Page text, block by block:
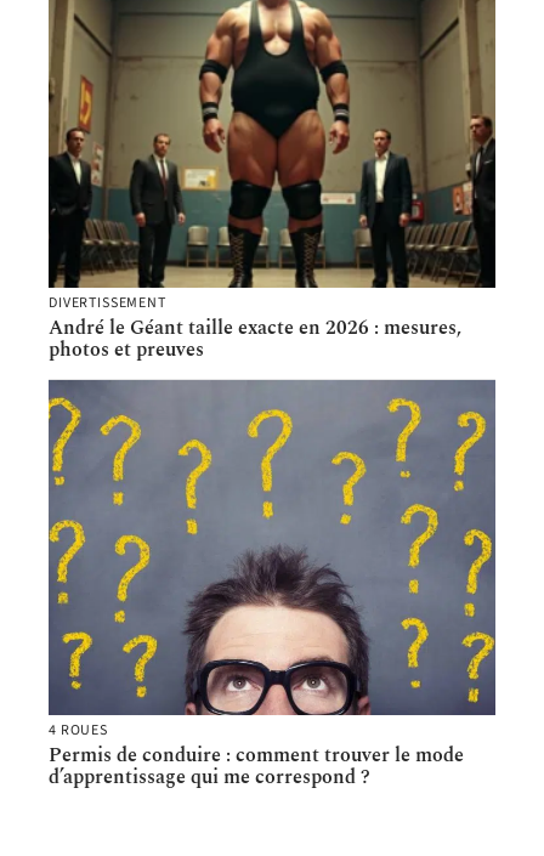
DIVERTISSEMENT
André le Géant taille exacte en 2026 : mesures,
photos et preuves
4 ROUES
Permis de conduire : comment trouver le mode
d’apprentissage qui me correspond ?